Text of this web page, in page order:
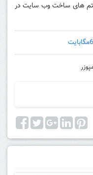
های ساخت وب سایت در